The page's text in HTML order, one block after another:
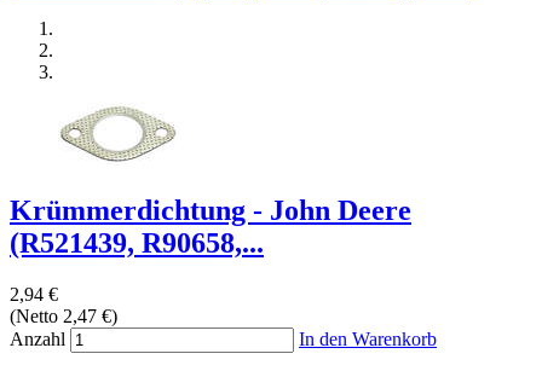
Krümmerdichtung - John Deere
(R521439, R90658,...
2,94 €
(Netto 2,47 €)
Anzahl
In den Warenkorb